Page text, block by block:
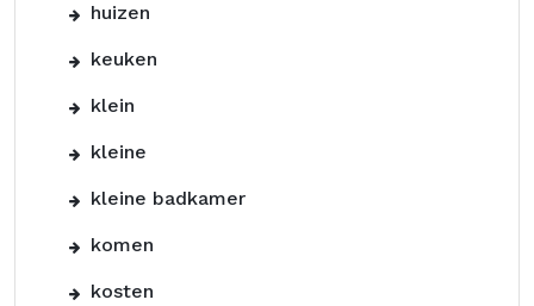
huizen
keuken
klein
kleine
kleine badkamer
komen
kosten